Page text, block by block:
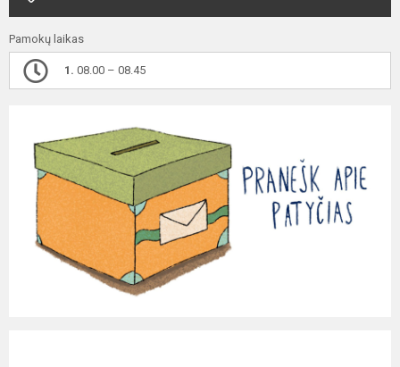
Pamokų laikas
1. 08.00 – 08.45